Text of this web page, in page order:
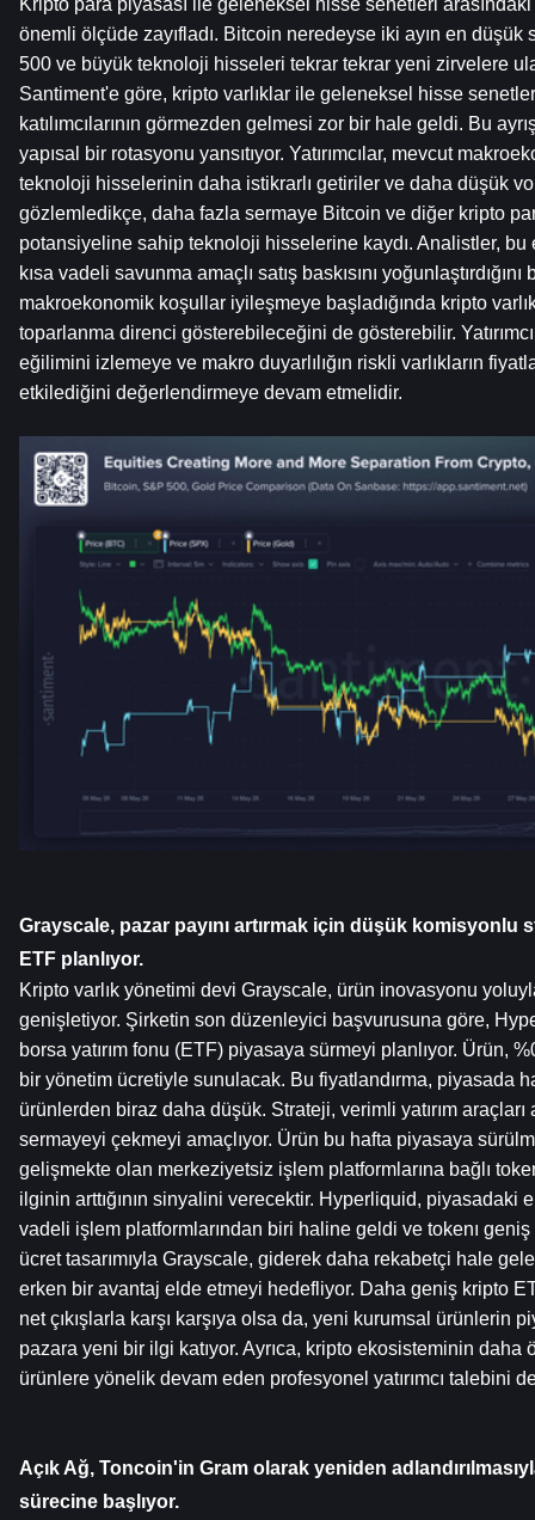
Kripto para piyasası ile geleneksel hisse senetleri
önemli ölçüde zayıfladı. Bitcoin neredeyse iki ayın en
500 ve büyük teknoloji hisseleri tekrar tekrar yeni zirvelere
Santiment'e göre, kripto varlıklar ile geleneksel hisse
katılımcılarının görmezden gelmesi zor bir hale geldi. Bu
yapısal bir rotasyonu yansıtıyor. Yatırımcılar, mevcut
teknoloji hisselerinin daha istikrarlı getiriler ve daha düşük
gözlemledikçe, daha fazla sermaye Bitcoin ve diğer kripto
potansiyeline sahip teknoloji hisselerine kaydı. Analistler, bu
kısa vadeli savunma amaçlı satış baskısını
makroekonomik koşullar iyileşmeye başladığında kripto
toparlanma direnci gösterebileceğini de gösterebilir.
eğilimini izlemeye ve makro duyarlılığın riskli varlıkların
etkilediğini değerlendirmeye devam etmelidir.
Grayscale, pazar payını artırmak için düşük komisyonlu
ETF planlıyor.
Kripto varlık yönetimi devi Grayscale, ürün inovasyonu
genişletiyor. Şirketin son düzenleyici başvurusuna göre,
borsa yatırım fonu (ETF) piyasaya sürmeyi planlıyor. Ürün,
bir yönetim ücretiyle sunulacak. Bu fiyatlandırma, piyasada
ürünlerden biraz daha düşük. Strateji, verimli yatırım
sermayeyi çekmeyi amaçlıyor. Ürün bu hafta piyasaya
gelişmekte olan merkeziyetsiz işlem platformlarına bağlı
ilginin arttığının sinyalini verecektir. Hyperliquid, piyasadaki
vadeli işlem platformlarından biri haline geldi ve tokenı geniş
ücret tasarımıyla Grayscale, giderek daha rekabetçi hale
erken bir avantaj elde etmeyi hedefliyor. Daha geniş kripto
net çıkışlarla karşı karşıya olsa da, yeni kurumsal ürünlerin
pazara yeni bir ilgi katıyor. Ayrıca, kripto ekosisteminin daha
ürünlere yönelik devam eden profesyonel yatırımcı talebini de
Açık Ağ, Toncoin'in Gram olarak yeniden
sürecine başlıyor.